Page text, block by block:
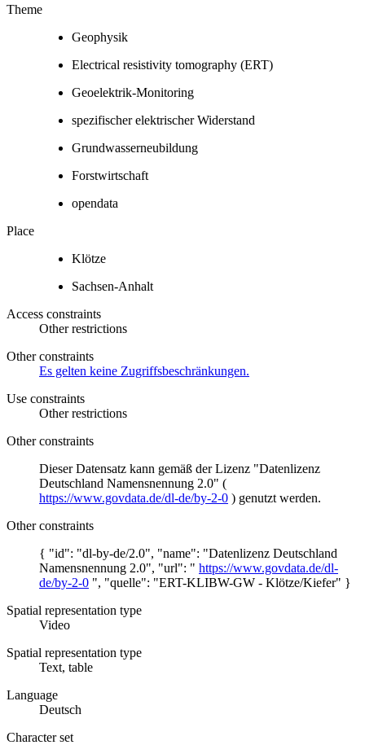
Theme
Geophysik
Electrical resistivity tomography (ERT)
Geoelektrik-Monitoring
spezifischer elektrischer Widerstand
Grundwasserneubildung
Forstwirtschaft
opendata
Place
Klötze
Sachsen-Anhalt
Access constraints
Other restrictions
Other constraints
Es gelten keine Zugriffsbeschränkungen.
Use constraints
Other restrictions
Other constraints
Dieser Datensatz kann gemäß der Lizenz "Datenlizenz
Deutschland Namensnennung 2.0" (
https://www.govdata.de/dl-de/by-2-0 ) genutzt werden.
Other constraints
{ "id": "dl-by-de/2.0", "name": "Datenlizenz Deutschland
Namensnennung 2.0", "url": " https://www.govdata.de/dl-
de/by-2-0 ", "quelle": "ERT-KLIBW-GW - Klötze/Kiefer" }
Spatial representation type
Video
Spatial representation type
Text, table
Language
Deutsch
Character set